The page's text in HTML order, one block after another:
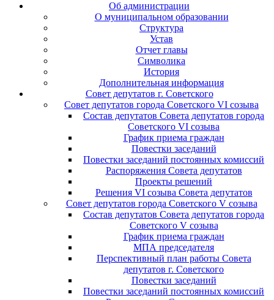
Об администрации
О муниципальном образовании
Структура
Устав
Отчет главы
Символика
История
Дополнительная информация
Совет депутатов г. Советского
Совет депутатов города Советского VI созыва
Состав депутатов Совета депутатов города
Советского VI созыва
График приема граждан
Повестки заседаний
Повестки заседаний постоянных комиссий
Распоряжения Совета депутатов
Проекты решений
Решения VI созыва Совета депутатов
Совет депутатов города Советского V созыва
Состав депутатов Совета депутатов города
Советского V созыва
График приема граждан
МПА председателя
Перспективный план работы Совета
депутатов г. Советского
Повестки заседаний
Повестки заседаний постоянных комиссий